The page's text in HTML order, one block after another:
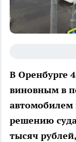
В Оренбурге
виновным в
автомобилем
решению
тысяч